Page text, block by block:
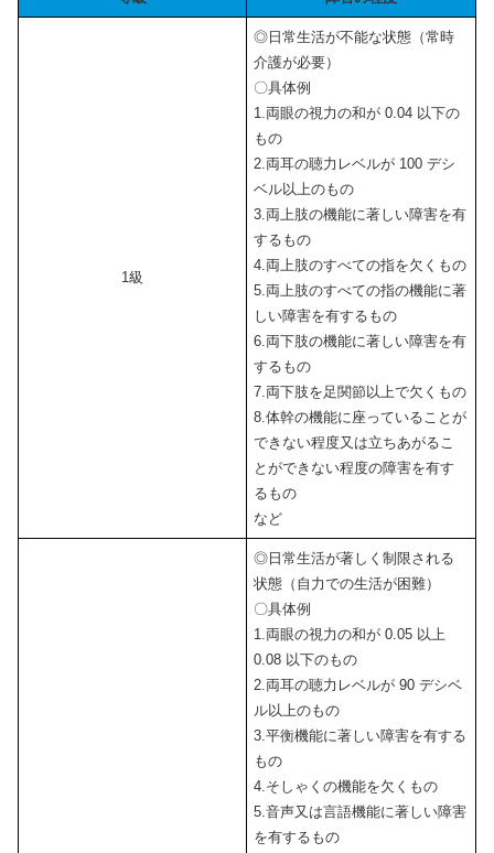
1級
◎日常生活が不能な状態（常時
介護が必要）
〇具体例
1.両眼の視力の和が 0.04 以下の
もの
2.両耳の聴力レベルが 100 デシ
ベル以上のもの
3.両上肢の機能に著しい障害を有
するもの
4.両上肢のすべての指を欠くもの
5.両上肢のすべての指の機能に著
しい障害を有するもの
6.両下肢の機能に著しい障害を有
するもの
7.両下肢を足関節以上で欠くもの
8.体幹の機能に座っていることが
できない程度又は立ちあがるこ
とができない程度の障害を有す
るもの
など
◎日常生活が著しく制限される
状態（自力での生活が困難）
〇具体例
1.両眼の視力の和が 0.05 以上
0.08 以下のもの
2.両耳の聴力レベルが 90 デシベ
ル以上のもの
3.平衡機能に著しい障害を有する
もの
4.そしゃくの機能を欠くもの
5.音声又は言語機能に著しい障害
を有するもの